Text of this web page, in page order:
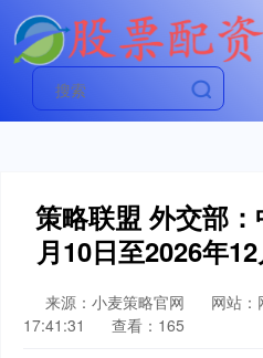
策略联盟 外交部
月10日至2026年
来源：小麦策略官网 网站：
17:41:31
查看：165